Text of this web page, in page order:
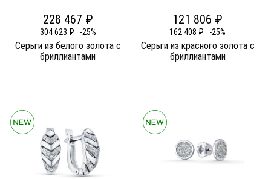
228 467 ₽
304 623 ₽ -25%
Серьги из белого золота c
бриллиантами
121 806 ₽
162 408 ₽ -25%
Серьги из красного золота c
бриллиантами